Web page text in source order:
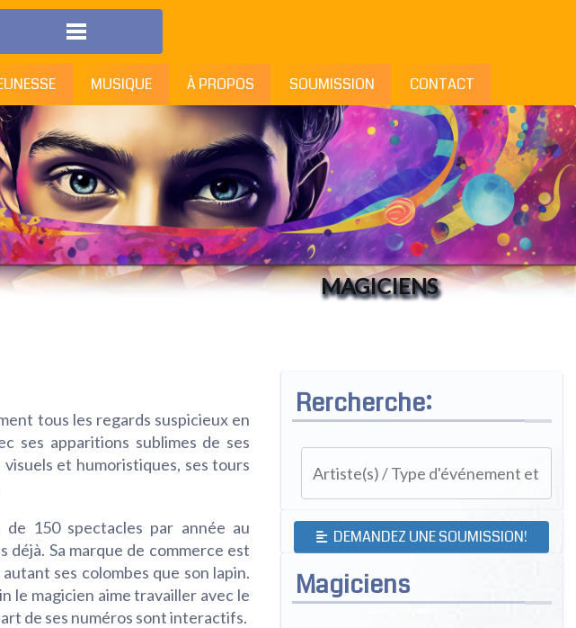
MUSIQUE À PROPOS SOUMISSION CONTACT
MAGICIENS
tous les regards suspicieux en
ses apparitions sublimes de ses
et humoristiques, ses tours
150 spectacles par année au
déjà. Sa marque de commerce est
ses colombes que son lapin.
le magicien aime travailler avec le
de ses numéros sont interactifs.
Rercherche:
DEMANDEZ UNE SOUMISSION!
Magiciens